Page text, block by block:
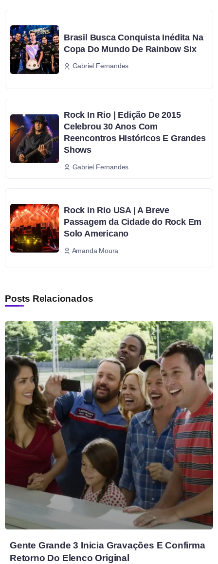
Brasil Busca Conquista Inédita Na
Copa Do Mundo De Rainbow Six
Gabriel Fernandes
Rock In Rio | Edição De 2015
Celebrou 30 Anos Com
Reencontros Históricos E Grandes
Shows
Gabriel Fernandes
Rock in Rio USA | A Breve
Passagem da Cidade do Rock Em
Solo Americano
Amanda Moura
Posts Relacionados
Gente Grande 3 Inicia Gravações E Confirma
Retorno Do Elenco Original